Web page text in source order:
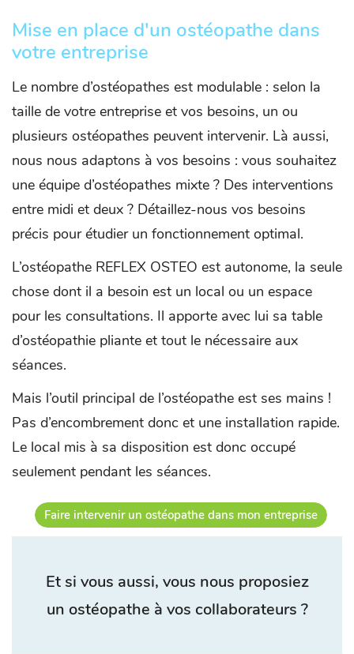
Mise en place d'un ostéopathe dans
votre entreprise
Le nombre d’ostéopathes est modulable : selon la
taille de votre entreprise et vos besoins, un ou
plusieurs ostéopathes peuvent intervenir. Là aussi,
nous nous adaptons à vos besoins : vous souhaitez
une équipe d’ostéopathes mixte ? Des interventions
entre midi et deux ? Détaillez-nous vos besoins
précis pour étudier un fonctionnement optimal.
L’ostéopathe REFLEX OSTEO est autonome, la seule
chose dont il a besoin est un local ou un espace
pour les consultations. Il apporte avec lui sa table
d’ostéopathie pliante et tout le nécessaire aux
séances.
Mais l’outil principal de l’ostéopathe est ses mains !
Pas d’encombrement donc et une installation rapide.
Le local mis à sa disposition est donc occupé
seulement pendant les séances.
Faire intervenir un ostéopathe dans mon entreprise
Et si vous aussi, vous nous proposiez
un ostéopathe à vos collaborateurs ?